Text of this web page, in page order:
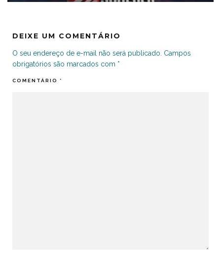
DEIXE UM COMENTÁRIO
O seu endereço de e-mail não será publicado. Campos
obrigatórios são marcados com *
COMENTÁRIO *